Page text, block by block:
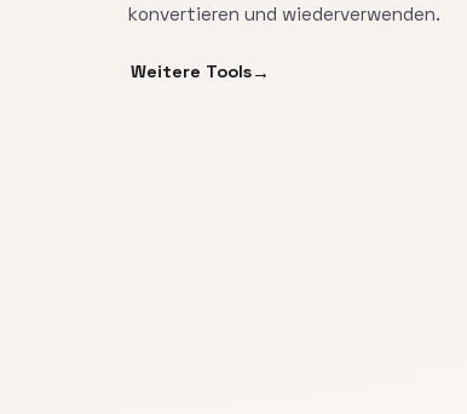
konvertieren und wiederverwenden.
Weitere Tools